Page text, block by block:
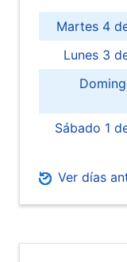
Martes 4
Lunes 3
Sábado 1
Ver días